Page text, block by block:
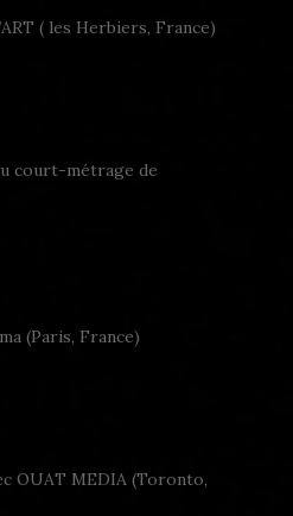
( les Herbiers, France)
court-métrage de
(Paris, France)
OUAT MEDIA (Toronto,